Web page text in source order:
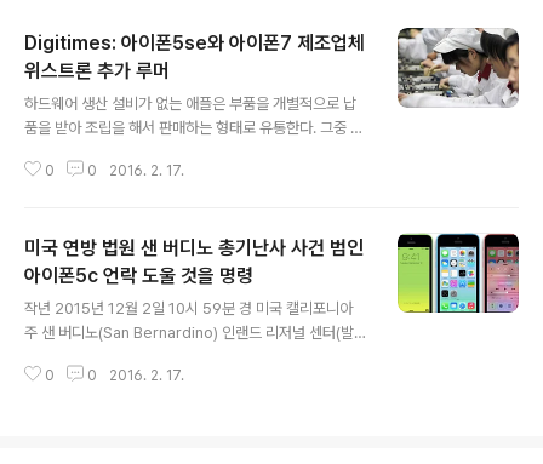
Digitimes: 아이폰5se와 아이폰7 제조업체
위스트론 추가 루머
하드웨어 생산 설비가 없는 애플은 부품을 개별적으로 납
품을 받아 조립을 해서 판매하는 형태로 유통한다. 그중 가
최종 조립 업체에 위스트론이 추가될 것이라는 DigiTime
이 주생산은 폭스콘을 통해서 이뤄지고 위스트론은 소량을
할당 받지만, 점진적으로 위스트론의 생산량을 늘릴 것이
라는 보도다. 일리 있는 루머로, 현재 폭스콘은 자체적으로
도 많은 제품을 내놓는 중이고 그중에는 한국에서 가성비
폰이라 허위 사실이 유포된 인도를 타겟으로 출시했던 '루
나 스마트폰' 이라는 저가폰도 있다. 뿐만 아니라 거의 모든
0 0 2016. 2. 17.
미국 연방 법원 샌 버디노 총기난사 사건 범인
아이폰5c 언락 도울 것을 명령
작년 2015년 12월 2일 10시 59분 경 미국 캘리포니아
주 샌 버디노(San Bernardino) 인랜드 리저널 센터(발달
으켜 14명이 사망하고 17명이 부상당한 사건이 있었다. 당
0 0 2016. 2. 17.